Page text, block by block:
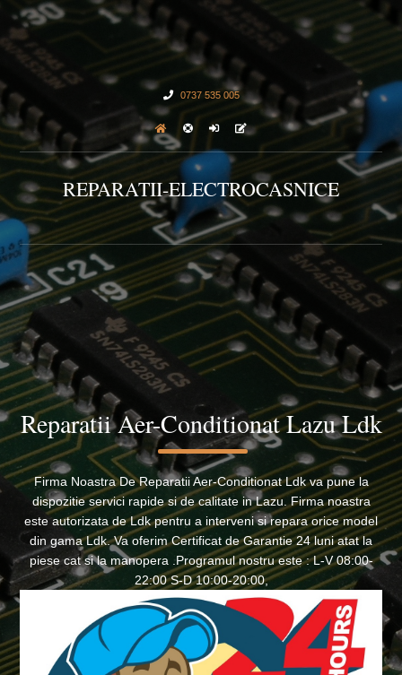
0737 535 005
REPARATII-ELECTROCASNICE
Reparatii Aer-Conditionat Lazu Ldk
Firma Noastra De Reparatii Aer-Conditionat Ldk va pune la
dispozitie servici rapide si de calitate in Lazu. Firma noastra
este autorizata de Ldk pentru a interveni si repara orice model
din gama Ldk. Va oferim Certificat de Garantie 24 luni atat la
piese cat si la manopera .Programul nostru este : L-V 08:00-
22:00 S-D 10:00-20:00,